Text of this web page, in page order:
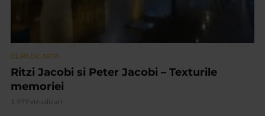
CLIPA DE ARTA
Ritzi Jacobi si Peter Jacobi – Texturile
memoriei
1.979 vizualizari